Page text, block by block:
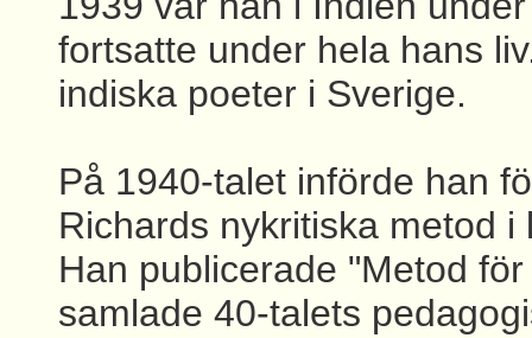
fortsatte under hela hans
indiska poeter i Sverige.
På 1940-talet införde han
Richards nykritiska metod i
Han publicerade "Metod
samlade 40-talets